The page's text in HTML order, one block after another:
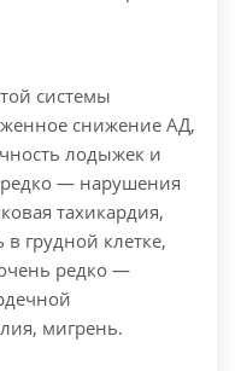
системы
снижение АД,
лодыжек и
— нарушения
тахикардия,
грудной клетке,
очень редко —
мигрень.